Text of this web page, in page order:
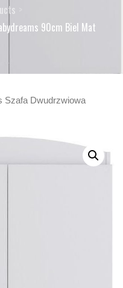
90cm Biel Mat
Szafa Dwudrzwiowa